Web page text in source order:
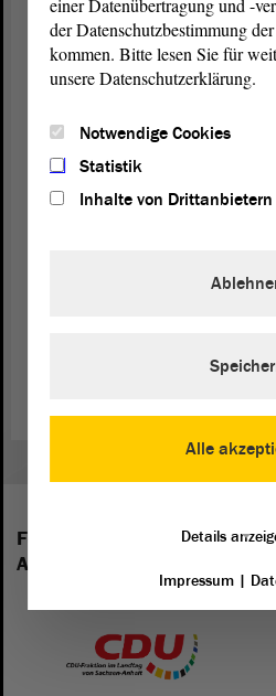
mich am Ende auf die
Ausschüssen. Wir haben das
ausführlich diskutiert. Ich
habe ich einmal darauf
aufzuzählen.
Folgende Fraktionen sind
Anhalt vertreten:
einer Datenübertragung und -
der Datenschutzbestimmung
kommen. Bitte lesen Sie für
unsere Datenschutzerklärung.
Notwendige Cookies
Statistik
Inhalte von Drittanbietern
Alle
Details
Impressum|